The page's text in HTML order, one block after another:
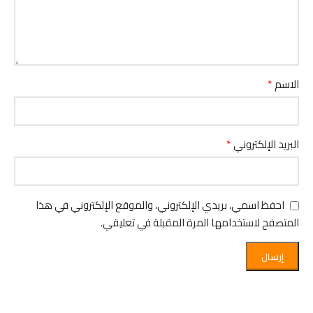
الاسم*
البريد الإلكتروني*
احفظ اسمي، بريدي الإلكتروني، والموقع الإلكتروني في هذا
المتصفح لاستخدامها المرة المقبلة في تعليقي.